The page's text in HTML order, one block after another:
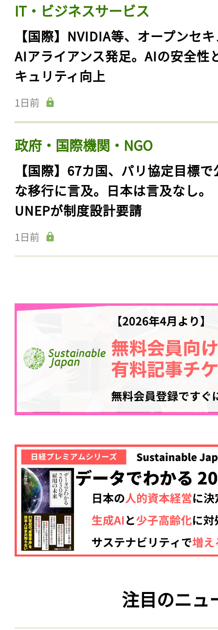
IT・ビジネスサービス
【国際】NVIDIA等、オープンセ
AIアライアンス発足。AIの安全性
キュリティ向上
1日前
政府・国際機関・NGO
【国際】67カ国、パリ協定目標で
な移行に言及。日本は言及なし。
UNEPが制度設計要請
1日前
注目のニュ